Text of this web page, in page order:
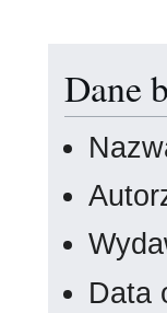
Dane
Data